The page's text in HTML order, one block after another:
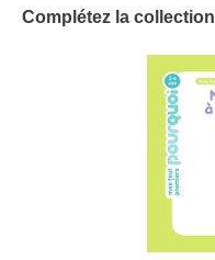
Complétez la collection